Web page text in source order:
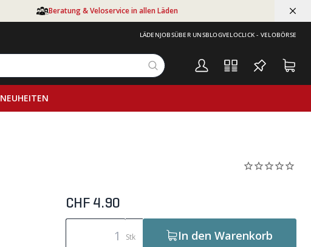
Beratung & Veloservice in allen Läden
LÄDENJOBSÜBER UNSBLOGVELOCLICK - VELOBÖRSE
NEUHEITEN
CHF 4.90
Stk In den Warenkorb